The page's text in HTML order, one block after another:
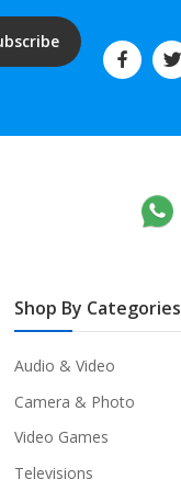
Shop By Categories
Audio & Video
Camera & Photo
Video Games
Televisions